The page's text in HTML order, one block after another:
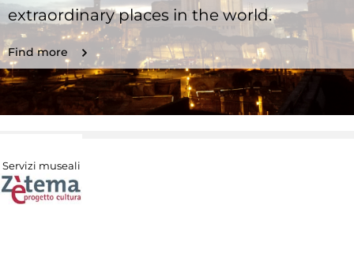
extraordinary places in the world.
Find more
Servizi museali